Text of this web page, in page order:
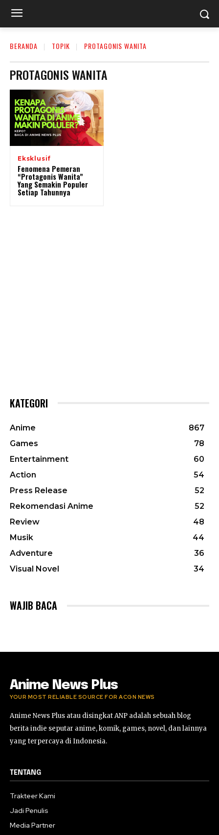
BERANDA TOPIK PROTAGONIS WANITA
PROTAGONIS WANITA
Eksklusif
Fenomena Pemeran
“Protagonis Wanita”
Yang Semakin Populer
Setiap Tahunnya
KATEGORI
Anime
867
Games
78
Entertainment
60
Action
54
Press Release
52
Rekomendasi Anime
52
Review
48
Musik
44
Adventure
36
Visual Novel
34
WAJIB BACA
Anime News Plus
YOUR MOST RELIABLE SOURCE FOR ACGN NEWS
Anime News Plus atau disingkat ANP adalah sebuah blog
berita indie seputar anime, komik, games, novel, dan lainnya
yang terpercaya di Indonesia.
TENTANG
Trakteer Kami
Jadi Penulis
Media Partner